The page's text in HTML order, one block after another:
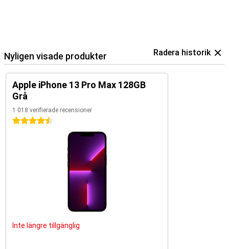
Nyligen visade produkter Radera historik
Apple iPhone 13 Pro Max 128GB
Grå
1 018 verifierade recensioner
4.5 stjärnor
Inte längre tillgänglig